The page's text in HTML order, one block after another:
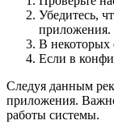
Убедитесь,
приложения.
В некоторых
Если в
Следуя данным
приложения.
работы системы.